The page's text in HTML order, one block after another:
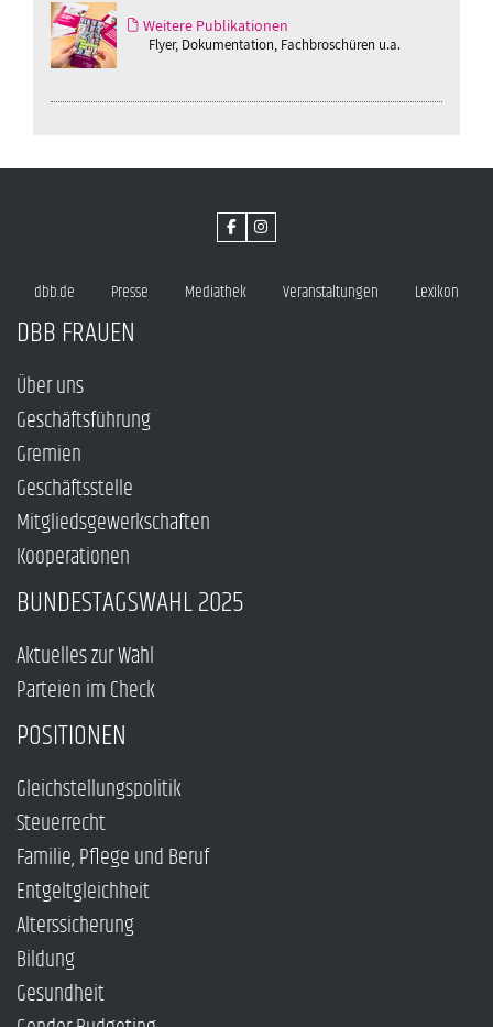
Weitere Publikationen
Flyer, Dokumentation, Fachbroschüren u.a.
dbb.de Presse Mediathek Veranstaltungen Lexikon
DBB FRAUEN
Über uns
Geschäftsführung
Gremien
Geschäftsstelle
Mitgliedsgewerkschaften
Kooperationen
BUNDESTAGSWAHL 2025
Aktuelles zur Wahl
Parteien im Check
POSITIONEN
Gleichstellungspolitik
Steuerrecht
Familie, Pflege und Beruf
Entgeltgleichheit
Alterssicherung
Bildung
Gesundheit